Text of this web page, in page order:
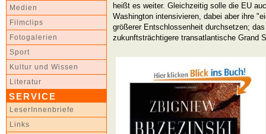
Medien
Filmclips
Fotogalerien
Sport
Kultur und Wissen
Literatur
SERVICE
LeserInnenbriefe
Links
heißt es weiter. Gleichzeitig solle die EU
Washington intensivieren, dabei aber ihre
größerer Entschlossenheit durchsetzen;
zukunftsträchtigere transatlantische Grand